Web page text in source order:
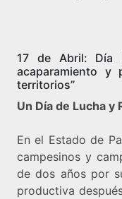
17 de Abril: Día
acaparamiento
territorios”
Un Día de Lucha y
En el Estado de
campesinos y
de dos años por
productiva